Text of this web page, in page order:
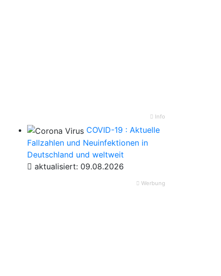
Info
COVID-19 : Aktuelle
Fallzahlen und Neuinfektionen in
Deutschland und weltweit
aktualisiert: 09.08.2026
Werbung